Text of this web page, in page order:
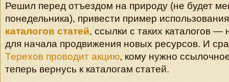
Решил перед отъездом на природу (не будет
понедельника), привести пример
каталогов статей, ссылки с таких каталогов —
для начала продвижения новых ресурсов. И
Терехов проводит акцию, кому нужно
теперь вернусь к каталогам статей.